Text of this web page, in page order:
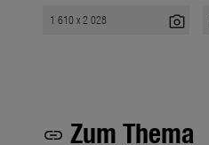
1 610 x 2 028 photo_camera
link Zum Thema